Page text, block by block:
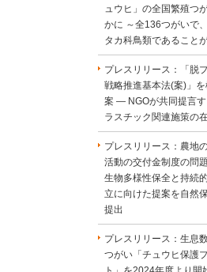
ュウヒ」の全国繁殖つ
かに ～全136つがいで
タカ科鳥類であること
プレスリリース：「脱
戦略推進基本法(案)」
案 ― NGOが共同提言
ラスチック関連施策の
プレスリリース：農地
活動の交付金制度の問
生物多様性保全と持続
立に向けた提案を自然
提出
プレスリリース：生息
つがい「チュウヒ保護